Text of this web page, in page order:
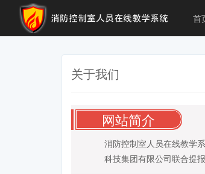
首
关于我们
网站简介
消防控制室人员在线教学
科技集团有限公司联合提